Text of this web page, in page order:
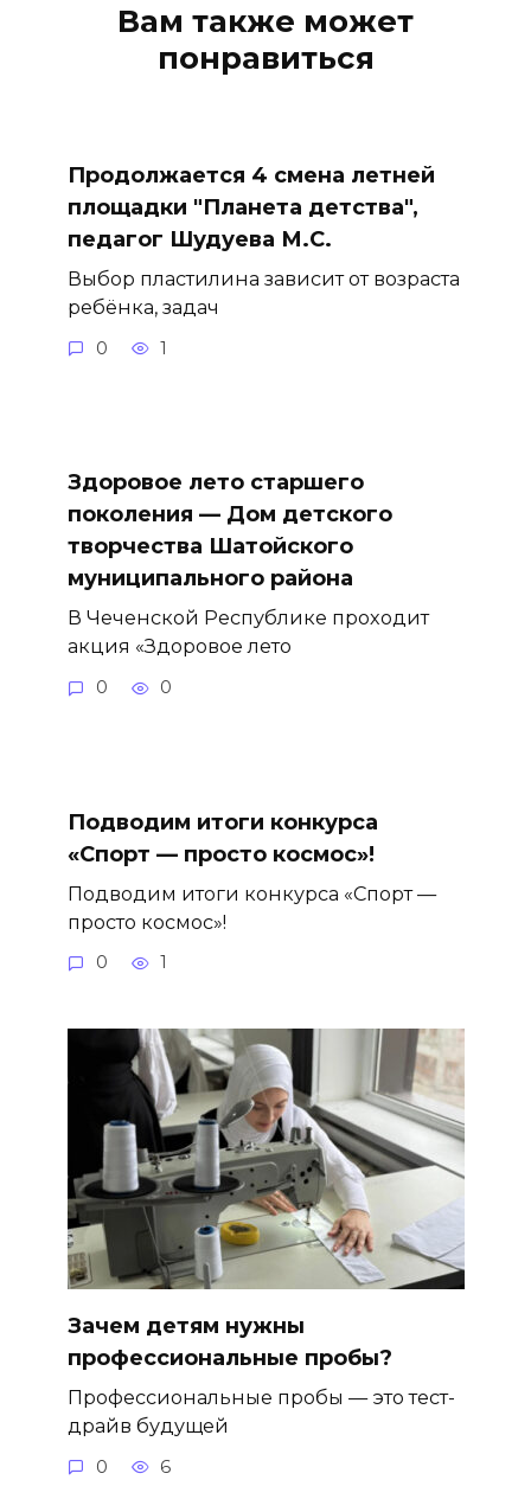
Вам также может
понравиться
Продолжается 4 смена летней
площадки "Планета детства",
педагог Шудуева М.С.
Выбор пластилина зависит от возраста
ребёнка, задач
0 1
Здоровое лето старшего
поколения — Дом детского
творчества Шатойского
муниципального района
В Чеченской Республике проходит
акция «Здоровое лето
0 0
Подводим итоги конкурса
«Спорт — просто космос»!
Подводим итоги конкурса «Спорт —
просто космос»!
0 1
Зачем детям нужны
профессиональные пробы?
Профессиональные пробы — это тест-
драйв будущей
0 6